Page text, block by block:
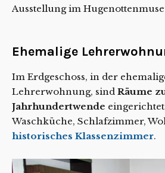
Ausstellung im
Ehemalige
Im Erdgeschoss, in der
Lehrerwohnung, sind Räume
Jahrhundertwende
Waschküche, Schlafzimmer,
historisches Klassenzimmer.